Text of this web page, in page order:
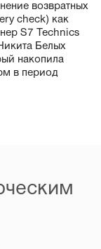
возвратных
check) как
S7 Technics
Белых
накопила
в период